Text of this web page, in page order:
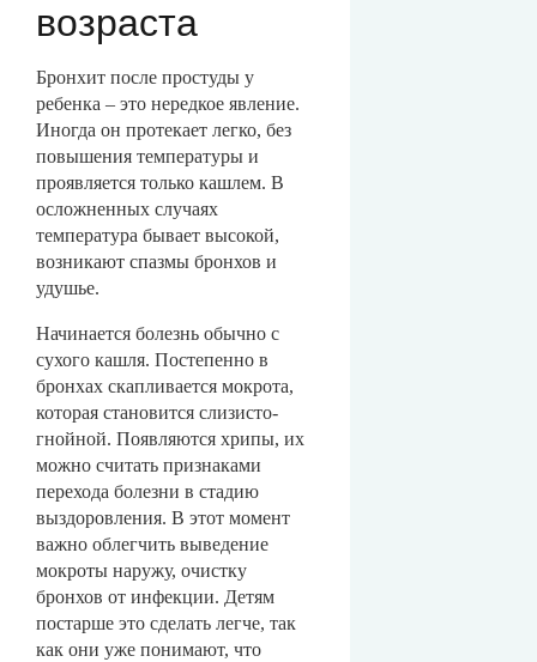
возраста
Бронхит после простуды у
ребенка – это нередкое явление.
Иногда он протекает легко, без
повышения температуры и
проявляется только кашлем. В
осложненных случаях
температура бывает высокой,
возникают спазмы бронхов и
удушье.
Начинается болезнь обычно с
сухого кашля. Постепенно в
бронхах скапливается мокрота,
которая становится слизисто-
гнойной. Появляются хрипы, их
можно считать признаками
перехода болезни в стадию
выздоровления. В этот момент
важно облегчить выведение
мокроты наружу, очистку
бронхов от инфекции. Детям
постарше это сделать легче, так
как они уже понимают, что